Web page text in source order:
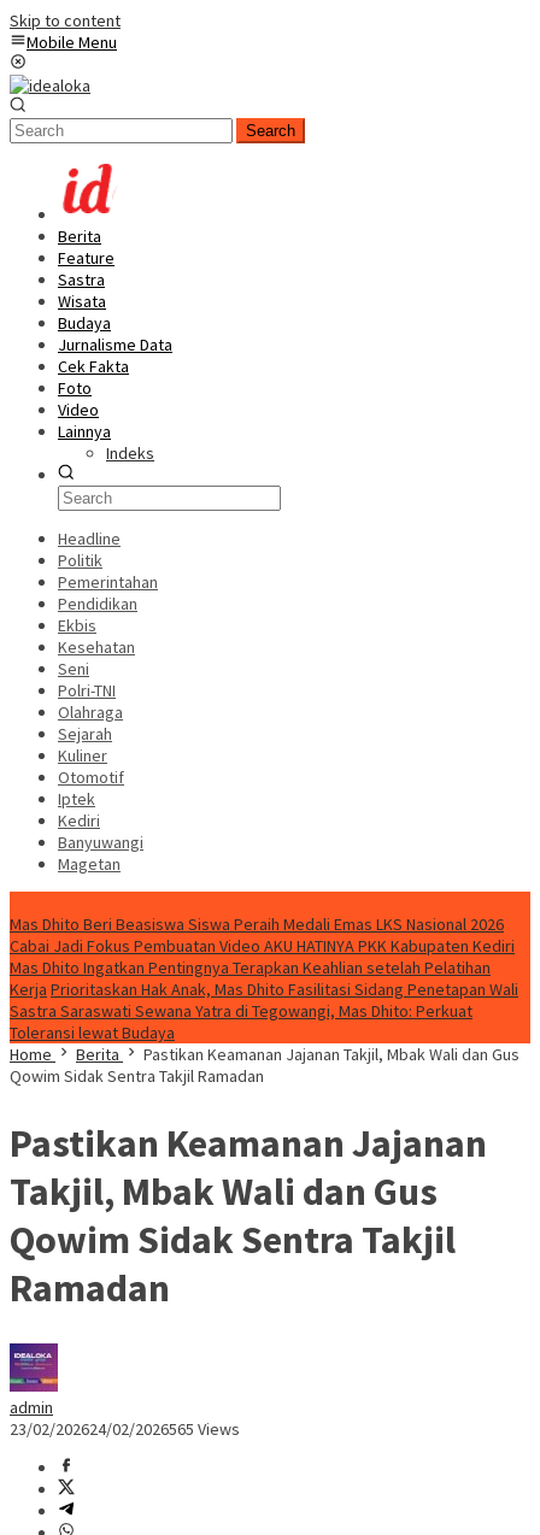
Skip to content
Mobile Menu
Search
Berita
Feature
Sastra
Wisata
Budaya
Jurnalisme Data
Cek Fakta
Foto
Video
Lainnya
Indeks
Headline
Politik
Pemerintahan
Pendidikan
Ekbis
Kesehatan
Seni
Polri-TNI
Olahraga
Sejarah
Kuliner
Otomotif
Iptek
Kediri
Banyuwangi
Magetan
Mas Dhito Beri Beasiswa Siswa Peraih Medali Emas LKS Nasional 2026
Cabai Jadi Fokus Pembuatan Video AKU HATINYA PKK Kabupaten Kediri
Mas Dhito Ingatkan Pentingnya Terapkan Keahlian setelah Pelatihan
Kerja Prioritaskan Hak Anak, Mas Dhito Fasilitasi Sidang Penetapan Wali
Sastra Saraswati Sewana Yatra di Tegowangi, Mas Dhito: Perkuat
Toleransi lewat Budaya
Home
Berita
Pastikan Keamanan Jajanan Takjil, Mbak Wali dan Gus
Qowim Sidak Sentra Takjil Ramadan
Pastikan Keamanan Jajanan
Takjil, Mbak Wali dan Gus
Qowim Sidak Sentra Takjil
Ramadan
admin
23/02/202624/02/2026565 Views